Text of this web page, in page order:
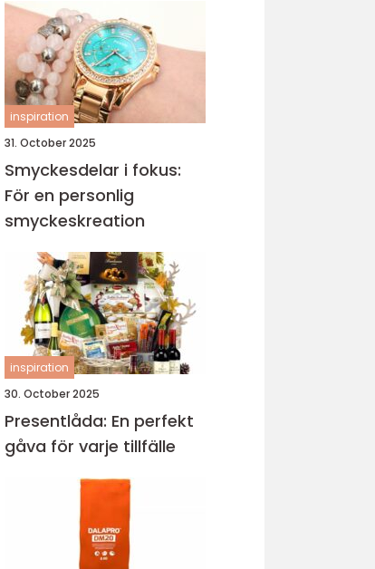
inspiration
31. October 2025
Smyckesdelar i fokus:
För en personlig
smyckeskreation
inspiration
30. October 2025
Presentlåda: En perfekt
gåva för varje tillfälle